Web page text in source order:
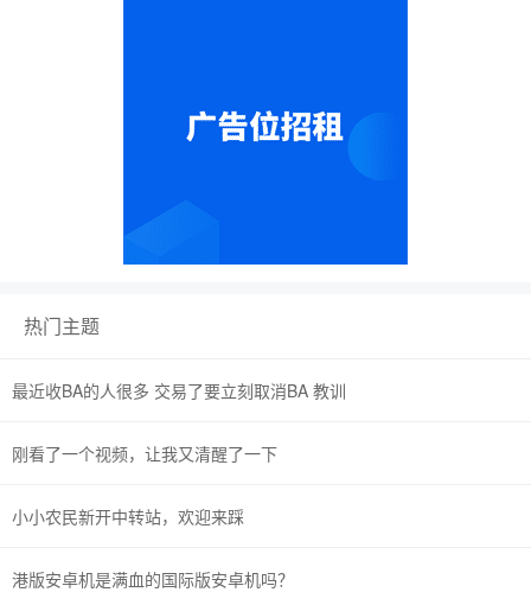
热门主题
最近收BA的人很多 交易了要立刻取消BA 教训
刚看了一个视频，让我又清醒了一下
小小农民新开中转站，欢迎来踩
港版安卓机是满血的国际版安卓机吗？